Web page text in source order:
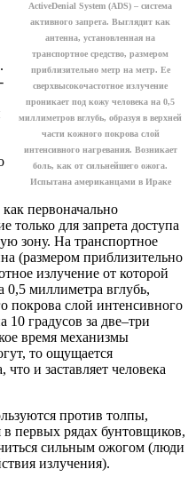
ActiveDenial System (ADS) – система
активного запрета. Выглядит как
антенна, установленная на
транспортное средство, размером
приблизительно метр на метр. Ее
сверхвысокочастотное излучение
проникает под кожу человека на 0,5
миллиметров вглубь, образуя в верхней
части кожного покрова слой
интенсивного нагревания. Возникает
боль, как от сильнейшего ожога.
Испытана американцами в Ираке
как первоначально
только для запрета доступа
зону. На транспортное
(размером приблизительно
излучение от которой
0,5 миллиметра вглубь,
покрова слой интенсивного
10 градусов за две–три
время механизмы
то ощущается
и заставляет человека
против толпы,
в первых рядах бунтовщиков,
сильным ожогом (люди
излучения).